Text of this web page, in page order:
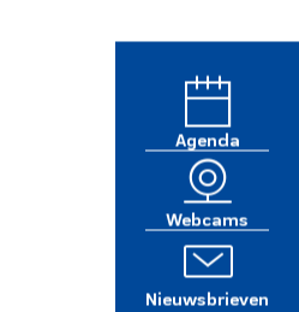
Agenda
Webcams
Nieuwsbrieven